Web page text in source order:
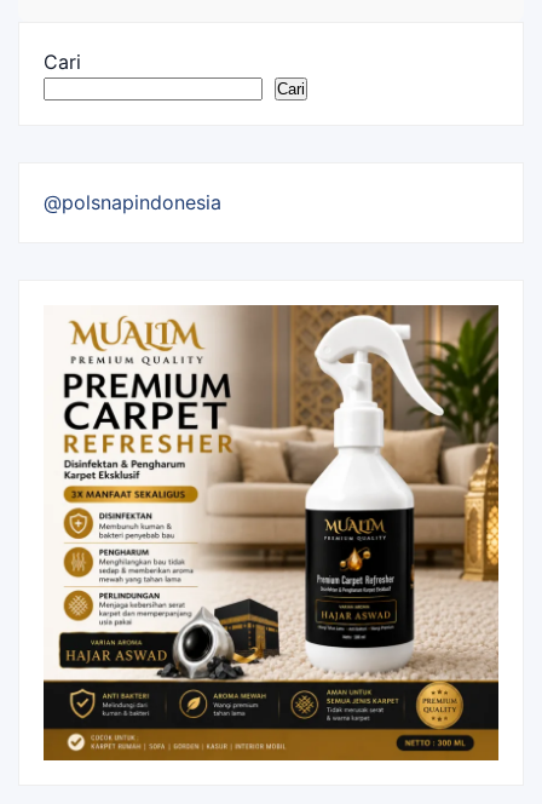
Cari
Cari
@polsnapindonesia